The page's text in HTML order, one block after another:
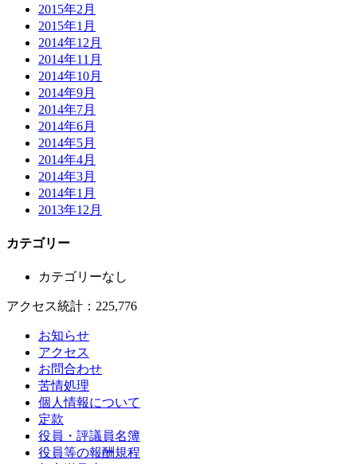
2015年2月
2015年1月
2014年12月
2014年11月
2014年10月
2014年9月
2014年7月
2014年6月
2014年5月
2014年4月
2014年3月
2014年1月
2013年12月
カテゴリー
カテゴリーなし
アクセス統計：225,776
お知らせ
アクセス
お問合わせ
苦情処理
個人情報について
定款
役員・評議員名簿
役員等の報酬規程